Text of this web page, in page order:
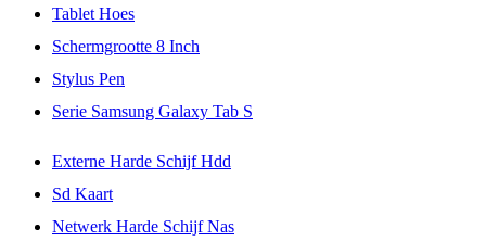
Tablet Hoes
Schermgrootte 8 Inch
Stylus Pen
Serie Samsung Galaxy Tab S
Externe Harde Schijf Hdd
Sd Kaart
Netwerk Harde Schijf Nas